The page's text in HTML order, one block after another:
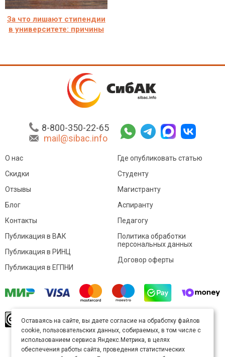
За что лишают стипендии
в университете: причины
8-800-350-22-65
mail@sibac.info
О нас
Скидки
Отзывы
Блог
Контакты
Где опубликовать статью
Студенту
Магистранту
Аспиранту
Педагогу
Публикация в ВАК
Публикация в РИНЦ
Публикация в ЕГПНИ
Политика обработки
персональных данных
Договор оферты
произведение доступно полицензии Creative
Commons «Attribution» («Атрибуция») 4.0
Непортированная.
Карта сайта
Оставаясь на сайте, вы даете согласие на обработку файлов
cookie, пользовательских данных, собираемых, в том числе с
использованием сервиса Яндекс.Метрика, в целях
обеспечения работы сайта, проведения статистических